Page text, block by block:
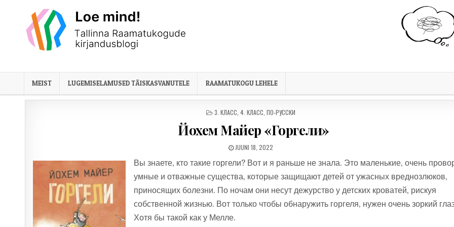
MEIST LUGEMISELAMUSED TÄISKASVANUTELE RAAMATUKOGU LEHELE
POSTED IN
3. КЛАСС ,4. КЛАСС ,ПО-РУССКИ
Йохем Майер «Горгели»
PUBLISHED DATE:
JUUNI 18, 2022
Вы знаете, кто такие горгели? Вот и я раньше не знала. Это маленькие, очень
умные и отважные существа, которые защищают детей от ужасных вреднозлюков,
приносящих болезни. По ночам они несут дежурство у детских кроватей, рискуя
собственной жизнью. Вот только чтобы обнаружить горгеля, нужен очень зоркий
Хотя бы такой как у Мелле.